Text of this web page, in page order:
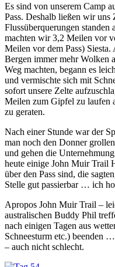
Es sind von unserem Camp
Pass. Deshalb ließen wir
Flussüberquerungen standen
machten wir 3,2 Meilen vor
Meilen vor dem Pass)
Bergen immer mehr Wolken
Weg machten, begann es
und vermischte sich mit
sofort unsere Zelte
Meilen zum Gipfel zu laufen
zu geraten.
Nach einer Stunde war der
man noch den Donner
und gehen die
heute einige John Muir Trail
über den Pass sind, die
Stelle gut passierbar … ich
Apropos John Muir Trail –
australischen Buddy Phil
nach einigen Tagen aus
Schneesturm etc.) beenden
– auch nicht schlecht.